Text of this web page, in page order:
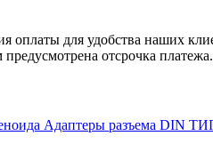
оплаты для удобства наших
отсрочка платежа.
Адаптеры разъема DIN